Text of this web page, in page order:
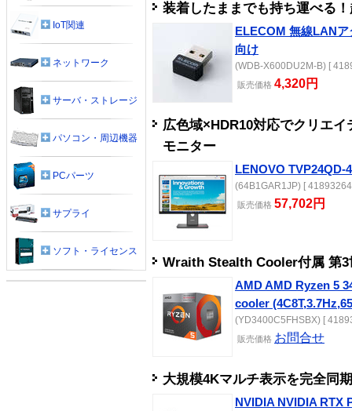
装着したままでも持ち運べる
ELECOM 無線LAN
向け
(WDB-X600DU2M-B) [
販売価格 4,320円
広色域×HDR10対応でクリエ
モニター
LENOVO TVP24QD-
(64B1GAR1JP) [
販売価格 57,702円
Wraith Stealth Cooler付属 第
AMD AMD Ryzen 5
cooler
(YD3400C5FHSBX) [
販売価格 お問合せ
大規模4Kマルチ表示を完全同
NVIDIA NVIDIA RTX
IoT関連
ネットワーク
サーバ・ストレージ
パソコン・周辺機器
PCパーツ
サプライ
ソフト・ライセンス